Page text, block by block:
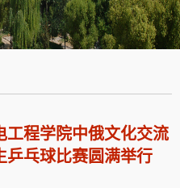
工程学院中俄文化交流
乒乓球比赛圆满举行